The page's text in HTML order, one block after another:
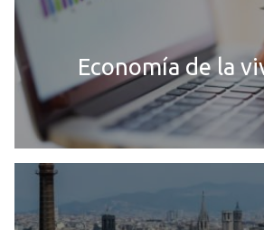
Economía de la